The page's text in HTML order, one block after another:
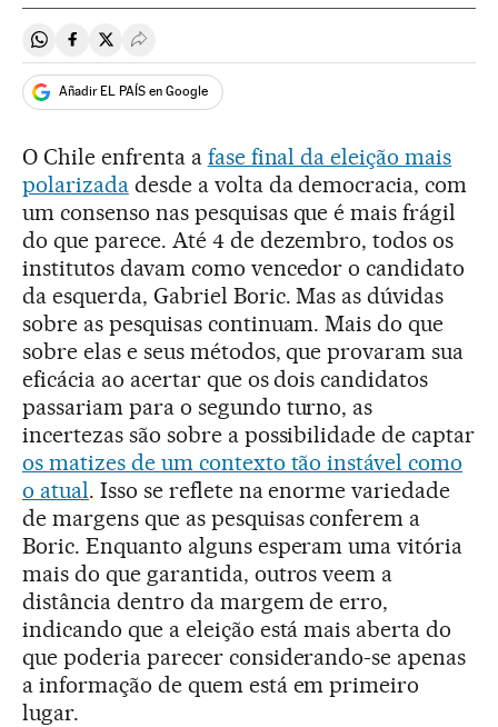
Compartir en Whatsapp
Compartir en Facebook
Compartir en Twitter
Desplegar Redes Sociales
Añadir EL PAÍS en Google
O Chile enfrenta a fase final da eleição mais
polarizadadesde a volta da democracia, com
um consenso nas pesquisas que é mais frágil
do que parece. Até 4 de dezembro, todos os
institutos davam como vencedor o candidato
da esquerda, Gabriel Boric. Mas as dúvidas
sobre as pesquisas continuam. Mais do que
sobre elas e seus métodos, que provaram sua
eficácia ao acertar que os dois candidatos
passariam para o segundo turno, as
incertezas são sobre a possibilidade de captar
os matizes de um contexto tão instável como
o atual. Isso se reflete na enorme variedade
de margens que as pesquisas conferem a
Boric. Enquanto alguns esperam uma vitória
mais do que garantida, outros veem a
distância dentro da margem de erro,
indicando que a eleição está mais aberta do
que poderia parecer considerando-se apenas
a informação de quem está em primeiro
lugar.